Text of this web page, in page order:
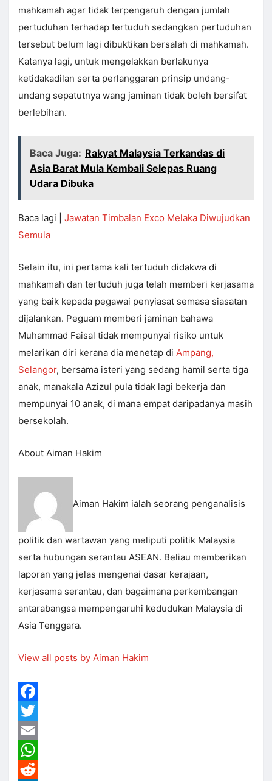
mahkamah agar tidak terpengaruh dengan jumlah
pertuduhan terhadap tertuduh sedangkan pertuduhan
tersebut belum lagi dibuktikan bersalah di mahkamah.
Katanya lagi, untuk mengelakkan berlakunya
ketidakadilan serta perlanggaran prinsip undang-
undang sepatutnya wang jaminan tidak boleh bersifat
berlebihan.
Baca Juga: Rakyat Malaysia Terkandas di
Asia Barat Mula Kembali Selepas Ruang
Udara Dibuka
Baca lagi | Jawatan Timbalan Exco Melaka Diwujudkan
Semula
Selain itu, ini pertama kali tertuduh didakwa di
mahkamah dan tertuduh juga telah memberi kerjasama
yang baik kepada pegawai penyiasat semasa siasatan
dijalankan. Peguam memberi jaminan bahawa
Muhammad Faisal tidak mempunyai risiko untuk
melarikan diri kerana dia menetap di Ampang,
Selangor, bersama isteri yang sedang hamil serta tiga
anak, manakala Azizul pula tidak lagi bekerja dan
mempunyai 10 anak, di mana empat daripadanya masih
bersekolah.
About Aiman Hakim
Aiman Hakim ialah seorang penganalisis
politik dan wartawan yang meliputi politik Malaysia
serta hubungan serantau ASEAN. Beliau memberikan
laporan yang jelas mengenai dasar kerajaan,
kerjasama serantau, dan bagaimana perkembangan
antarabangsa mempengaruhi kedudukan Malaysia di
Asia Tenggara.
View all posts by Aiman Hakim
Facebook
Twitter
Email
WhatsApp